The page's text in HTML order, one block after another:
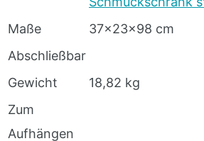
Maße
37x23x98 cm
Abschließbar
Gewicht
18,82 kg
Zum
Aufhängen